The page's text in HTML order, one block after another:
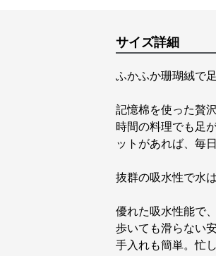
サイズ詳細
ふかふか珊瑚絨で
記憶棉を使った贅
時間の料理でも足
ットがあれば、毎
抜群の吸水性で水
優れた吸水性能で
歩いても滑らない
手入れも簡単。忙